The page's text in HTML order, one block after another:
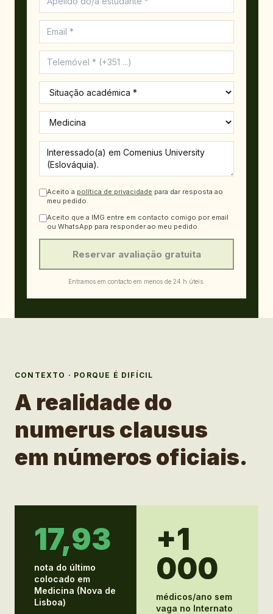
Aceito a política de privacidade para dar resposta ao
meu pedido.
Aceito que a IMG entre em contacto comigo por email
ou WhatsApp para responder ao meu pedido.
Reservar avaliação gratuita
Entramos em contacto em menos de 24 h úteis.
CONTEXTO · PORQUE É DIFÍCIL
A realidade do
numerus clausus
em números oficiais.
17,93
nota do último
colocado em
Medicina (Nova de
Lisboa)
+1
000
médicos/ano sem
vaga no Internato